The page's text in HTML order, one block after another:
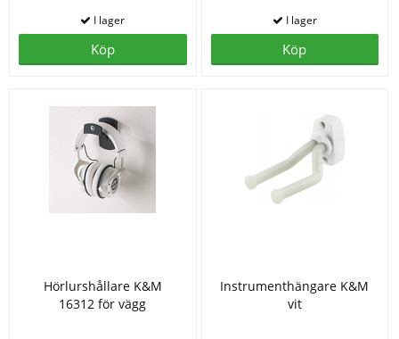
Köp Köp
Hörlurshållare K&M
16312 för vägg
Instrumenthängare K&M
vit